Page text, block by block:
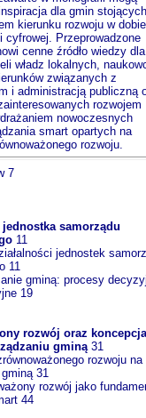
dla gmin stojących
kierunku rozwoju w dobie
cyfrowej. Przeprowadzone
cenne źródło wiedzy dla
władz lokalnych,
związanych z
i administracją publiczną
rozwojem
nowoczesnych
smart opartych na
rozwoju.
7
samorządu
11
jednostek
11
gminą: procesy
19
rozwój oraz koncepcja
gminą 31
rozwoju na
31
rozwój jako
44